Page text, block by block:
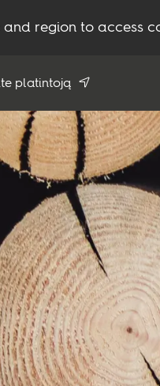
and region to access
platintoją
Naudoti
visus platintojus